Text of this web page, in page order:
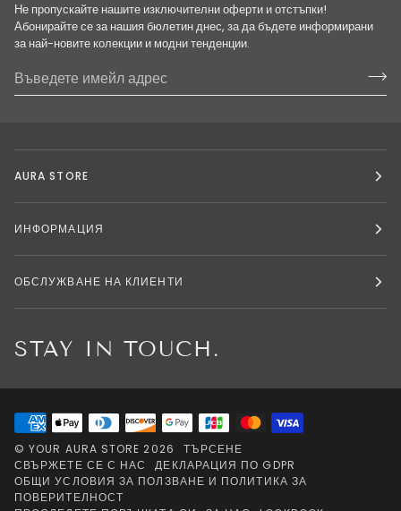
Не пропускайте нашите изключителни оферти и отстъпки!
Абонирайте се за нашия бюлетин днес, за да бъдете информирани
за най-новите колекции и модни тенденции.
AURA STORE
ИНФОРМАЦИЯ
ОБСЛУЖВАНЕ НА КЛИЕНТИ
STAY IN TOUCH.
©YOUR AURA STORE 2026
ТЪРСЕНЕ
СВЪРЖЕТЕ СЕ С НАС
ДЕКЛАРАЦИЯ ПО GDPR
ОБЩИ УСЛОВИЯ ЗА ПОЛЗВАНЕ И ПОЛИТИКА ЗА
ПОВЕРИТЕЛНОСТ